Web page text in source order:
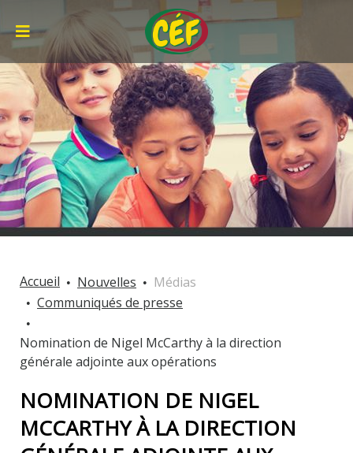
Accueil Nouvelles
Médias
Communiqués de presse
Nomination de Nigel McCarthy à la direction
générale adjointe aux opérations
NOMINATION DE NIGEL
MCCARTHY À LA DIRECTION